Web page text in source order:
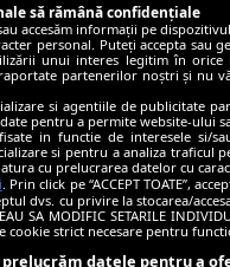
să rămână confidențiale
accesăm informații pe
personal. Puteți accepta sau
unui interes legitim în
partenerilor noștri și nu
si agentiile de publicitate
pentru a permite website-ului
in functie de interesele si/
si pentru a analiza traficul
cu prelucrarea datelor cu
. Prin click pe “ACCEPT TOATE”,
dvs. cu privire la stocarea/
SA MODIFIC SETARILE
cookie strict necesare pentru
datele pentru a